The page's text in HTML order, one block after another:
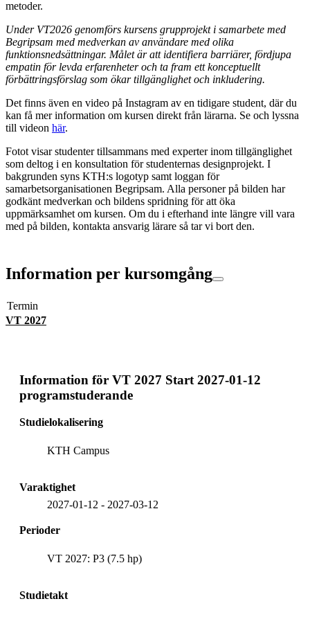
metoder.
Under VT2026 genomförs kursens grupprojekt i samarbete med
Begripsam med medverkan av användare med olika
funktionsnedsättningar. Målet är att identifiera barriärer, fördjupa
empatin för levda erfarenheter och ta fram ett konceptuellt
förbättringsförslag som ökar tillgänglighet och inkludering.
Det finns även en video på Instagram av en tidigare student, där du
kan få mer information om kursen direkt från lärarna. Se och lyssna
till videon här.
Fotot visar studenter tillsammans med experter inom tillgänglighet
som deltog i en konsultation för studenternas designprojekt. I
bakgrunden syns KTH:s logotyp samt loggan för
samarbetsorganisationen Begripsam. Alla personer på bilden har
godkänt medverkan och bildens spridning för att öka
uppmärksamhet om kursen. Om du i efterhand inte längre vill vara
med på bilden, kontakta ansvarig lärare så tar vi bort den.
Information per kursomgång
Termin
VT 2027
Information för VT 2027 Start 2027-01-12
programstuderande
Studielokalisering
KTH Campus
Varaktighet
2027-01-12 - 2027-03-12
Perioder
VT 2027: P3 (7.5 hp)
Studietakt